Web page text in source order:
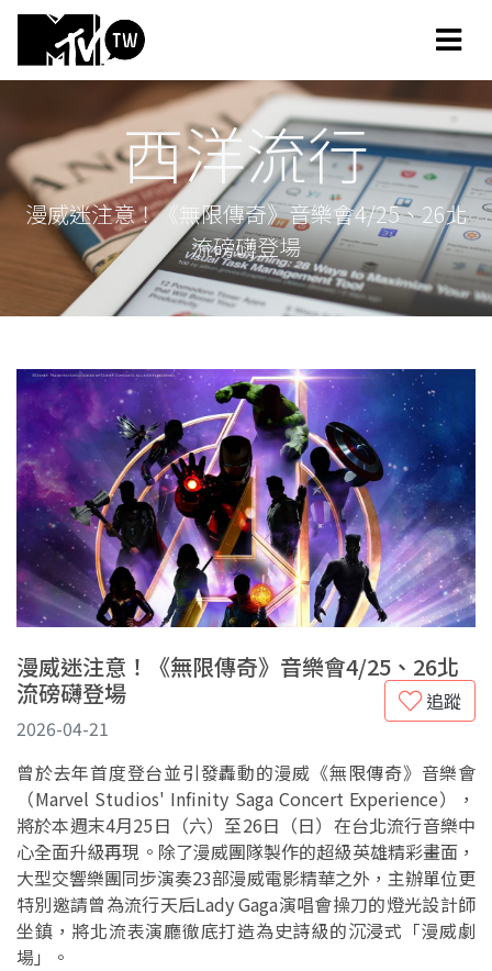
西洋流行
漫威迷注意！《無限傳奇》音樂會4/25、26北
流磅礴登場
漫威迷注意！《無限傳奇》音樂會4/25、26北
流磅礴登場
追蹤
2026-04-21
曾於去年首度登台並引發轟動的漫威《無限傳奇》音樂會
（Marvel Studios' Infinity Saga Concert Experience），
將於本週末4月25日（六）至26日（日）在台北流行音樂中
心全面升級再現。除了漫威團隊製作的超級英雄精彩畫面，
大型交響樂團同步演奏23部漫威電影精華之外，主辦單位更
特別邀請曾為流行天后Lady Gaga演唱會操刀的燈光設計師
坐鎮，將北流表演廳徹底打造為史詩級的沉浸式「漫威劇
場」。